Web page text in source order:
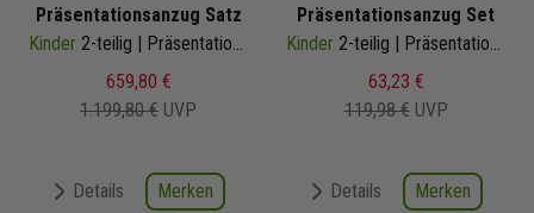
Präsentationsanzug Satz
Kinder 2-teilig | Präsentationsjacke Präsentationshose
659,80 €
1.199,80 € UVP
Details Merken
Präsentationsanzug Set
Kinder 2-teilig | Präsentationsjacke Präsentationshose
63,23 €
119,98 € UVP
Details Merken